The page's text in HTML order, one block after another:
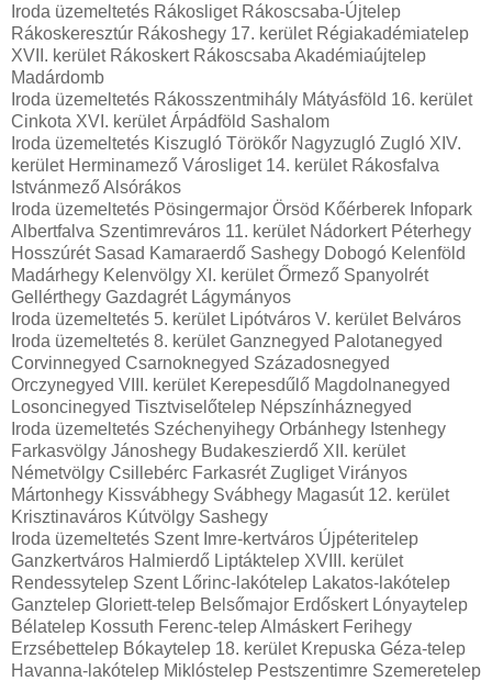
Iroda üzemeltetés Rákosliget Rákoscsaba-Újtelep
Rákoskeresztúr Rákoshegy 17. kerület Régiakadémiatelep
XVII. kerület Rákoskert Rákoscsaba Akadémiaújtelep
Madárdomb
Iroda üzemeltetés Rákosszentmihály Mátyásföld 16. kerület
Cinkota XVI. kerület Árpádföld Sashalom
Iroda üzemeltetés Kiszugló Törökőr Nagyzugló Zugló XIV.
kerület Herminamező Városliget 14. kerület Rákosfalva
Istvánmező Alsórákos
Iroda üzemeltetés Pösingermajor Örsöd Kőérberek Infopark
Albertfalva Szentimreváros 11. kerület Nádorkert Péterhegy
Hosszúrét Sasad Kamaraerdő Sashegy Dobogó Kelenföld
Madárhegy Kelenvölgy XI. kerület Őrmező Spanyolrét
Gellérthegy Gazdagrét Lágymányos
Iroda üzemeltetés 5. kerület Lipótváros V. kerület Belváros
Iroda üzemeltetés 8. kerület Ganznegyed Palotanegyed
Corvinnegyed Csarnoknegyed Századosnegyed
Orczynegyed VIII. kerület Kerepesdűlő Magdolnanegyed
Losoncinegyed Tisztviselőtelep Népszínháznegyed
Iroda üzemeltetés Széchenyihegy Orbánhegy Istenhegy
Farkasvölgy Jánoshegy Budakeszierdő XII. kerület
Németvölgy Csillebérc Farkasrét Zugliget Virányos
Mártonhegy Kissvábhegy Svábhegy Magasút 12. kerület
Krisztinaváros Kútvölgy Sashegy
Iroda üzemeltetés Szent Imre-kertváros Újpéteritelep
Ganzkertváros Halmierdő Liptáktelep XVIII. kerület
Rendessytelep Szent Lőrinc-lakótelep Lakatos-lakótelep
Ganztelep Gloriett-telep Belsőmajor Erdőskert Lónyaytelep
Bélatelep Kossuth Ferenc-telep Almáskert Ferihegy
Erzsébettelep Bókaytelep 18. kerület Krepuska Géza-telep
Havanna-lakótelep Miklóstelep Pestszentimre Szemeretelep